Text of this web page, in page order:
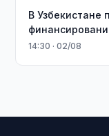
В Узбекистане
14:30 · 02/08